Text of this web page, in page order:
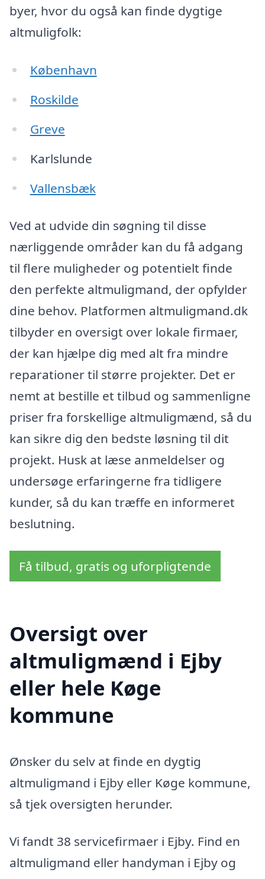
byer, hvor du også kan finde dygtige
altmuligfolk:
København
Roskilde
Greve
Karlslunde
Vallensbæk
Ved at udvide din søgning til disse
nærliggende områder kan du få adgang
til flere muligheder og potentielt finde
den perfekte altmuligmand, der opfylder
dine behov. Platformen altmuligmand.dk
tilbyder en oversigt over lokale firmaer,
der kan hjælpe dig med alt fra mindre
reparationer til større projekter. Det er
nemt at bestille et tilbud og sammenligne
priser fra forskellige altmuligmænd, så du
kan sikre dig den bedste løsning til dit
projekt. Husk at læse anmeldelser og
undersøge erfaringerne fra tidligere
kunder, så du kan træffe en informeret
beslutning.
Få tilbud, gratis og uforpligtende
Oversigt over
altmuligmænd i Ejby
eller hele Køge
kommune
Ønsker du selv at finde en dygtig
altmuligmand i Ejby eller Køge kommune,
så tjek oversigten herunder.
Vi fandt 38 servicefirmaer i Ejby. Find en
altmuligmand eller handyman i Ejby og